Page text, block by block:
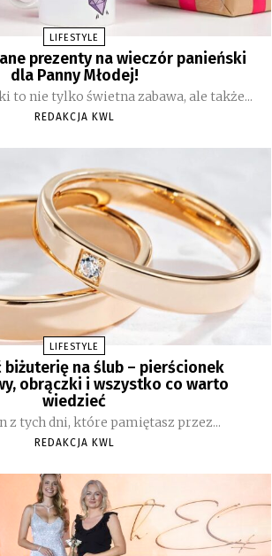
LIFESTYLE
prezenty na wieczór panieński
dla Panny Młodej!
to nie tylko świetna zabawa, ale także...
REDAKCJA KWL
LIFESTYLE
biżuterię na ślub – pierścionek
obrączki i wszystko co warto
wiedzieć
z tych dni, które pamiętasz przez...
REDAKCJA KWL